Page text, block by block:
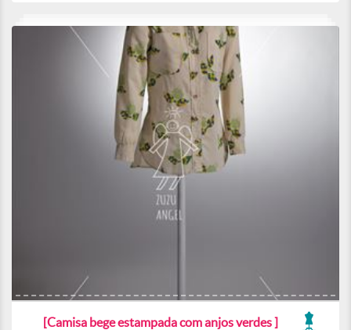
[Camisa bege estampada com anjos verdes ]